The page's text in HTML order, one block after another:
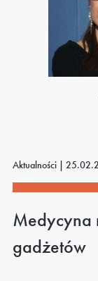
Aktualności |
Medycyna
gadżetów